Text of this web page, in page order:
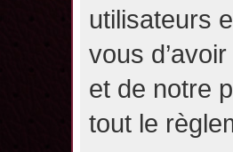
utilisateurs
vous
et de notre
tout le